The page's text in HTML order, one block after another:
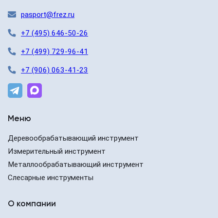
pasport@frez.ru
+7 (495) 646-50-26
+7 (499) 729-96-41
+7 (906) 063-41-23
Меню
Деревообрабатывающий инструмент
Измерительный инструмент
Металлообрабатывающий инструмент
Слесарные инструменты
О компании